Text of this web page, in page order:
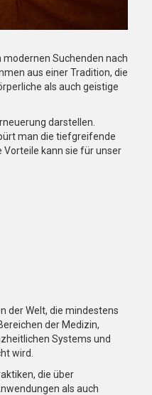
modernen Suchenden nach
aus einer Tradition, die
als auch geistige
darstellen.
man die tiefgreifende
Vorteile kann sie für unser
der Welt, die mindestens
der Medizin,
Systems und
wird.
die über
als auch